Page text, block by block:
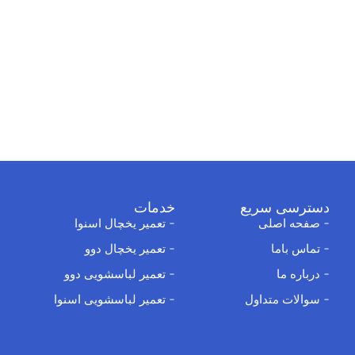
دسترسی سریع
صفحه اصلی
تماس باما
درباره ما
سوالات متداول
خدمات
تعمیر یخچال اسنوا
تعمیر یخچال دوو
تعمیر لباسشویی دوو
تعمیر لباسشویی اسنوا